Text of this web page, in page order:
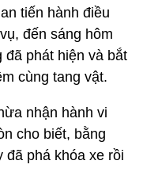
tiến hành điều
đến sáng hôm
phát hiện và bắt
cùng tang vật.
nhận hành vi
cho biết, bằng
đã phá khóa xe rồi